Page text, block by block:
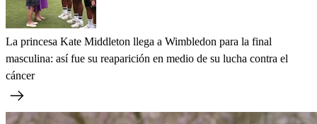
La princesa Kate Middleton llega a Wimbledon para la final
masculina: así fue su reaparición en medio de su lucha contra el
cáncer